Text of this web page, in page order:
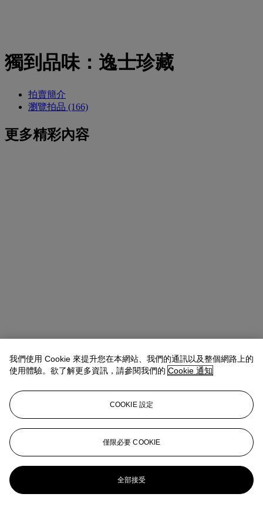
獨到品味：逸士珍藏
拍賣簡介
瀏覽拍品 (166)
更多精彩內容
我們使用 Cookie 來提升您在本網站、我們的通訊以及整個網路上的
使用體驗。欲了解更多資訊，請參閱我們的 Cookie 通知
COOKIE 設定
僅限必要 COOKIE
全部接受